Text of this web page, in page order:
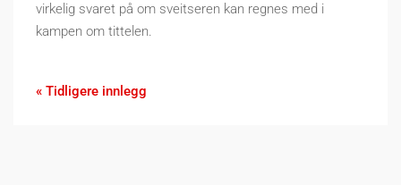
virkelig svaret på om sveitseren kan regnes med i
kampen om tittelen.
« Tidligere innlegg